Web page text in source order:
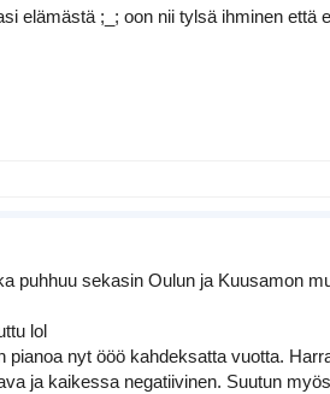
elämästä ;_; oon nii tylsä ihminen että
puhhuu sekasin Oulun ja Kuusamon
lol
nyt ööö kahdeksatta vuotta.
ja kaikessa negatiivinen. Suutun